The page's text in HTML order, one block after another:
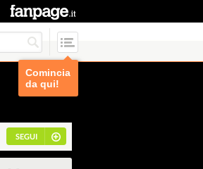
Comincia
da qui!
SEGUI